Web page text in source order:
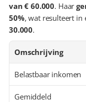
van € 60.000. Haar
50%, wat resulteert in
30.000.
Omschrijving
Belastbaar inkomen
Gemiddeld